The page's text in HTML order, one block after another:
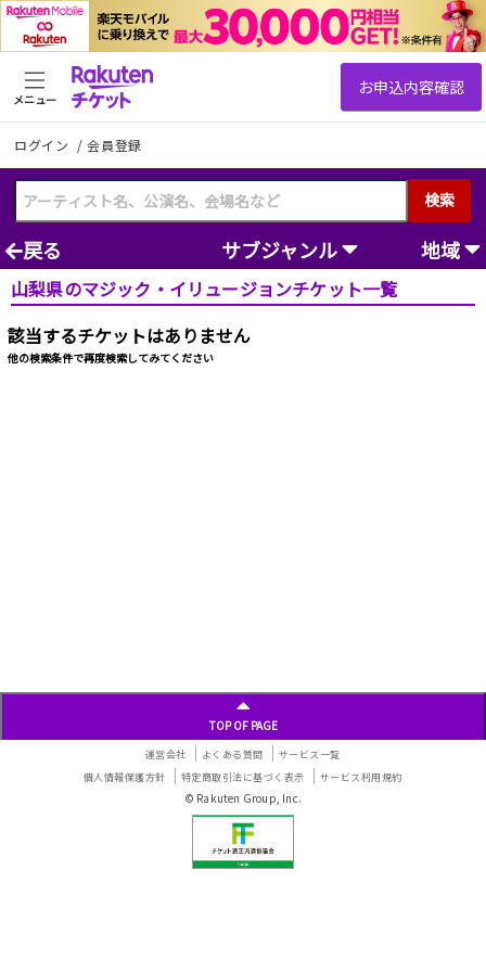
ログイン /会員登録
検索
メニュー
戻る サブジャンル 地域
山梨県のマジック・イリュージョンチケット一覧
該当するチケットはありません
他の検索条件で再度検索してみてください
TOP OF PAGE
運営会社 よくある質問
サービス一覧
個人情報保護方針
特定商取引法に基づく表示 サービス利用規約
© Rakuten Group, Inc.